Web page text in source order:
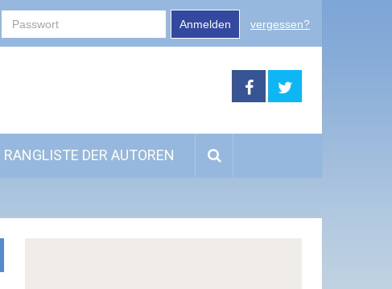
Anmelden vergessen?
RANGLISTE DER AUTOREN